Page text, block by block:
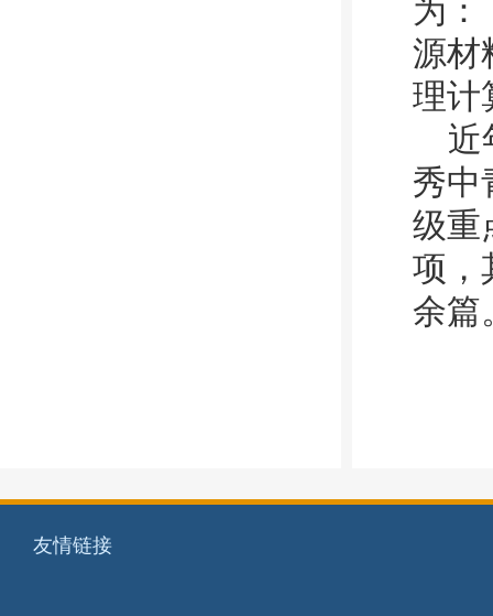
为：
源材
理计
近
秀中
级重
项，
余篇
友情链接